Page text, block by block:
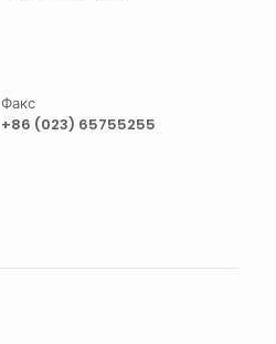
Факс
+86 (023) 65755255